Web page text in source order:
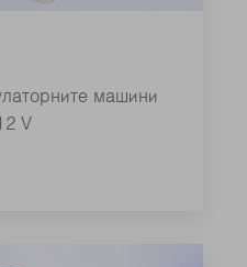
машини
V